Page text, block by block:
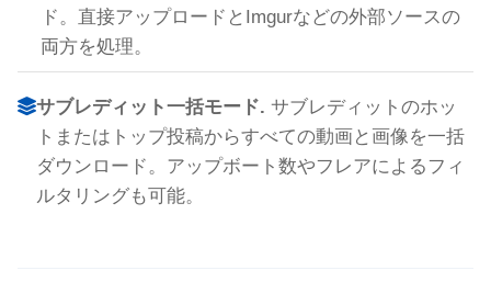
ド。直接アップロードとImgurなどの外部ソースの
両方を処理。
サブレディット一括モード. サブレディットのホッ
トまたはトップ投稿からすべての動画と画像を一括
ダウンロード。アップボート数やフレアによるフィ
ルタリングも可能。